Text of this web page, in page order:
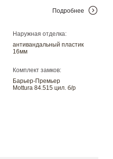
Наружная отделка:
антивандальный пластик
16мм
Комплект замков:
Барьер-Премьер
Mottura 84.515 цил. б/р
Подробнее